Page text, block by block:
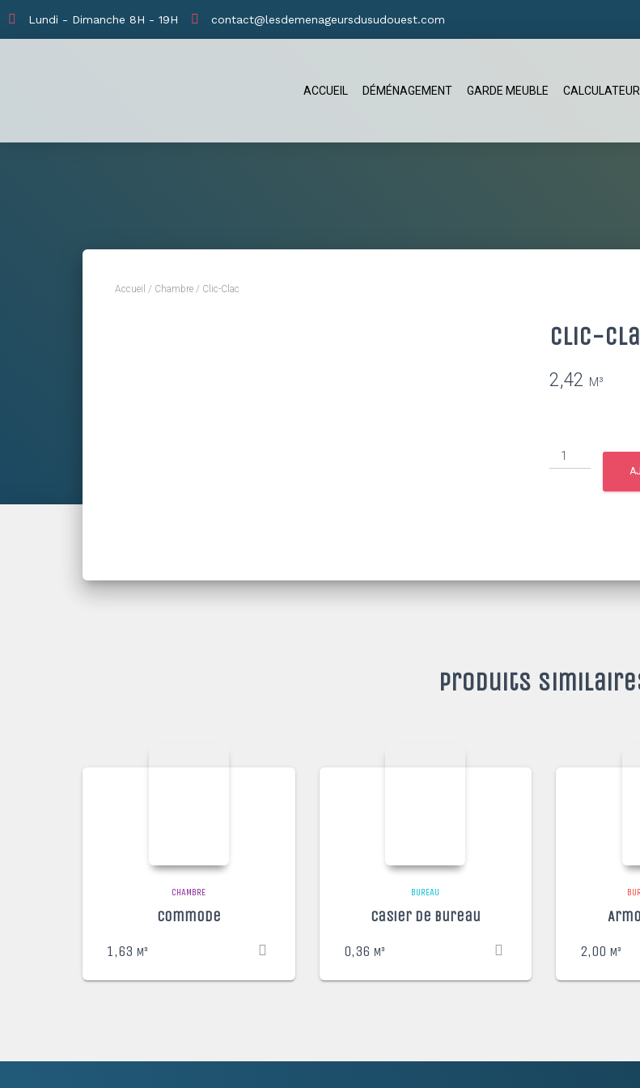
Lundi - Dimanche 8H - 19H contact@lesdemenageursdusudouest.com
ACCUEIL DÉMÉNAGEMENT GARDE MEUBLE
Accueil / Chambre / Clic-Clac
Clic-
2,42
Produits
CHAMBRE
Commode
1,63
BUREAU
Casier de Bureau
0,36
2,00